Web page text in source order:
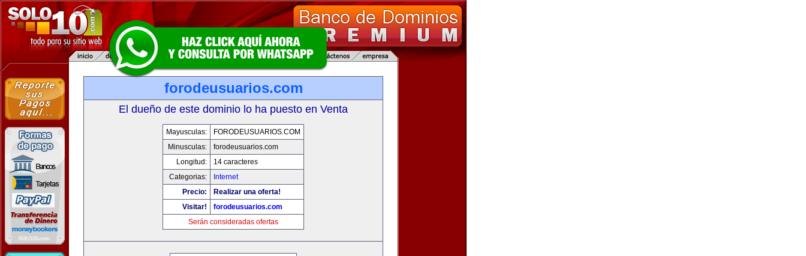
forodeusuarios.com
El dueño de este dominio lo ha puesto en Venta
Mayusculas:
FORODEUSUARIOS.COM
Minusculas:
forodeusuarios.com
Longitud:
14 caracteres
Categorias:
Internet
Precio:
Realizar una oferta!
Visitar!
forodeusuarios.com
Serán consideradas ofertas